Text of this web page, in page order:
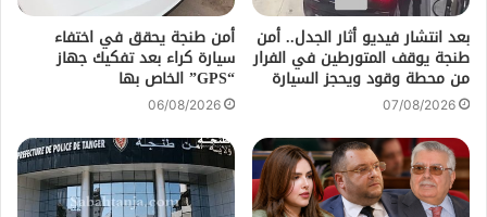
بعد انتشار فيديو أثار الجدل.. أمن
طنجة يوقف المتورطين في الفرار
من محطة وقود ويحجز السيارة
07/08/2026
أمن طنجة يحقق في اختفاء
سيارة كراء بعد تفكيك جهاز
“GPS” الخاص بها
06/08/2026